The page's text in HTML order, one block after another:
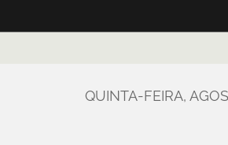
QUINTA-FEIRA,